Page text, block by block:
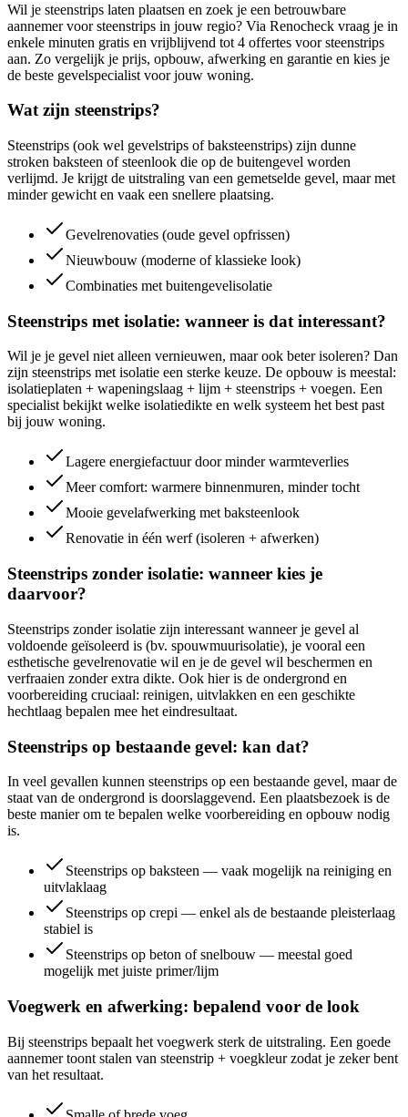
Wil je steenstrips laten plaatsen en zoek je een betrouwbare
aannemer voor steenstrips in jouw regio? Via Renocheck vraag je in
enkele minuten gratis en vrijblijvend tot 4 offertes voor steenstrips
aan. Zo vergelijk je prijs, opbouw, afwerking en garantie en kies je
de beste gevelspecialist voor jouw woning.
Wat zijn steenstrips?
Steenstrips (ook wel gevelstrips of baksteenstrips) zijn dunne
stroken baksteen of steenlook die op de buitengevel worden
verlijmd. Je krijgt de uitstraling van een gemetselde gevel, maar met
minder gewicht en vaak een snellere plaatsing.
Gevelrenovaties (oude gevel opfrissen)
Nieuwbouw (moderne of klassieke look)
Combinaties met buitengevelisolatie
Steenstrips met isolatie: wanneer is dat interessant?
Wil je je gevel niet alleen vernieuwen, maar ook beter isoleren? Dan
zijn steenstrips met isolatie een sterke keuze. De opbouw is meestal:
isolatieplaten + wapeningslaag + lijm + steenstrips + voegen. Een
specialist bekijkt welke isolatiedikte en welk systeem het best past
bij jouw woning.
Lagere energiefactuur door minder warmteverlies
Meer comfort: warmere binnenmuren, minder tocht
Mooie gevelafwerking met baksteenlook
Renovatie in één werf (isoleren + afwerken)
Steenstrips zonder isolatie: wanneer kies je
daarvoor?
Steenstrips zonder isolatie zijn interessant wanneer je gevel al
voldoende geïsoleerd is (bv. spouwmuurisolatie), je vooral een
esthetische gevelrenovatie wil en je de gevel wil beschermen en
verfraaien zonder extra dikte. Ook hier is de ondergrond en
voorbereiding cruciaal: reinigen, uitvlakken en een geschikte
hechtlaag bepalen mee het eindresultaat.
Steenstrips op bestaande gevel: kan dat?
In veel gevallen kunnen steenstrips op een bestaande gevel, maar de
staat van de ondergrond is doorslaggevend. Een plaatsbezoek is de
beste manier om te bepalen welke voorbereiding en opbouw nodig
is.
Steenstrips op baksteen — vaak mogelijk na reiniging en
uitvlaklaag
Steenstrips op crepi — enkel als de bestaande pleisterlaag
stabiel is
Steenstrips op beton of snelbouw — meestal goed
mogelijk met juiste primer/lijm
Voegwerk en afwerking: bepalend voor de look
Bij steenstrips bepaalt het voegwerk sterk de uitstraling. Een goede
aannemer toont stalen van steenstrip + voegkleur zodat je zeker bent
van het resultaat.